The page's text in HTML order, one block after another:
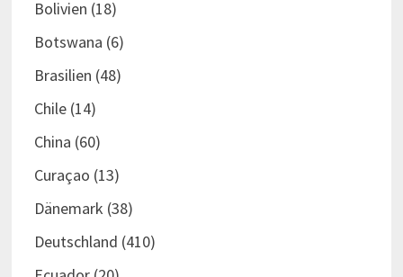
Bolivien (18)
Botswana (6)
Brasilien (48)
Chile(14)
China (60)
Curaçao (13)
Dänemark (38)
Deutschland (410)